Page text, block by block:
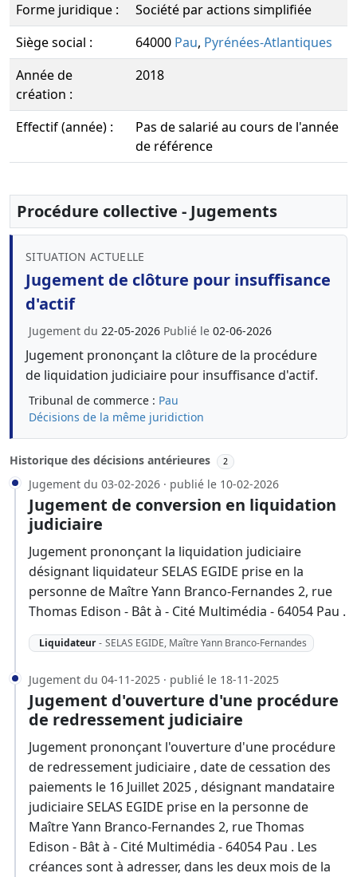
Forme juridique :
Société par actions simplifiée
Siège social :
64000 Pau, Pyrénées-Atlantiques
Année de
création :
2018
Effectif (année) :
Pas de salarié au cours de l'année
de référence
Procédure collective - Jugements
SITUATION ACTUELLE
Jugement de clôture pour insuffisance
d'actif
Jugement du 22-05-2026 Publié le 02-06-2026
Jugement prononçant la clôture de la procédure
de liquidation judiciaire pour insuffisance d'actif.
Tribunal de commerce : Pau
Décisions de la même juridiction
Historique des décisions antérieures 2
Jugement du 03-02-2026 · publié le 10-02-2026
Jugement de conversion en liquidation
judiciaire
Jugement prononçant la liquidation judiciaire
désignant liquidateur SELAS EGIDE prise en la
personne de Maître Yann Branco-Fernandes 2, rue
Thomas Edison - Bât à - Cité Multimédia - 64054 Pau .
Liquidateur - SELAS EGIDE, Maître Yann Branco-Fernandes
Jugement du 04-11-2025 · publié le 18-11-2025
Jugement d'ouverture d'une procédure
de redressement judiciaire
Jugement prononçant l'ouverture d'une procédure
de redressement judiciaire , date de cessation des
paiements le 16 Juillet 2025 , désignant mandataire
judiciaire SELAS EGIDE prise en la personne de
Maître Yann Branco-Fernandes 2, rue Thomas
Edison - Bât à - Cité Multimédia - 64054 Pau . Les
créances sont à adresser, dans les deux mois de la